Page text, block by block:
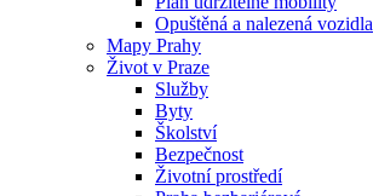
Opuštěná a nalezená vozidla
Mapy Prahy
Život v Praze
Služby
Byty
Školství
Bezpečnost
Životní prostředí